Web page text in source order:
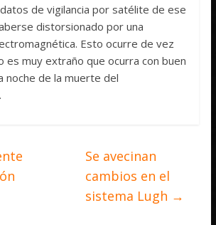
de vigilancia por satélite de ese
distorsionado por una
Esto ocurre de vez
es muy extraño que ocurra con buen
noche de la muerte del
Se avecinan
cambios en el
sistema Lugh →